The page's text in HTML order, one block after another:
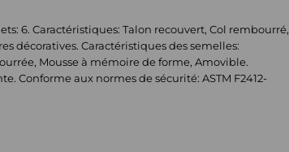
6. Caractéristiques: Talon recouvert, Col rembourré,
décoratives. Caractéristiques des semelles:
Mousse à mémoire de forme, Amovible.
Conforme aux normes de sécurité: ASTM F2412-